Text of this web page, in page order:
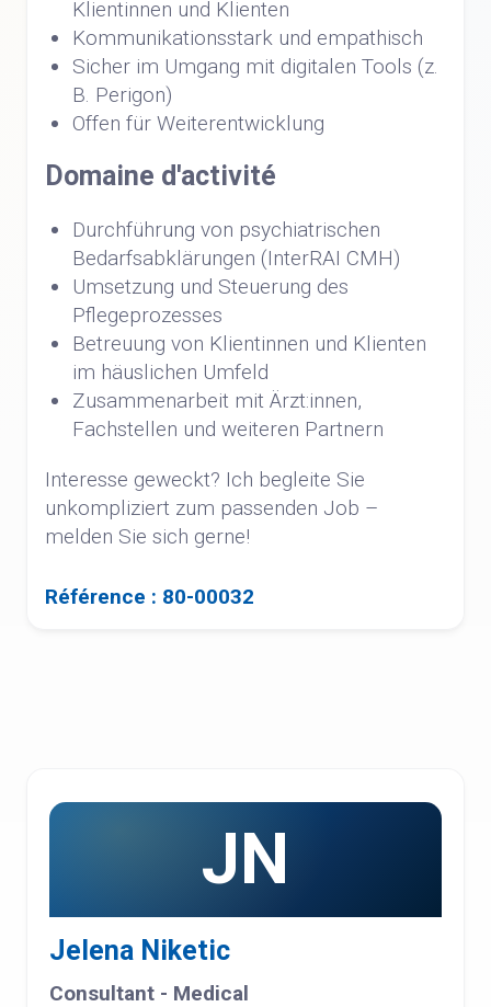
Klientinnen und Klienten
Kommunikationsstark und empathisch
Sicher im Umgang mit digitalen Tools (z.
B. Perigon)
Offen für Weiterentwicklung
Domaine d'activité
Durchführung von psychiatrischen
Bedarfsabklärungen (InterRAI CMH)
Umsetzung und Steuerung des
Pflegeprozesses
Betreuung von Klientinnen und Klienten
im häuslichen Umfeld
Zusammenarbeit mit Ärzt:innen,
Fachstellen und weiteren Partnern
Interesse geweckt? Ich begleite Sie
unkompliziert zum passenden Job –
melden Sie sich gerne!
Référence : 80-00032
JN
Jelena Niketic
Consultant - Medical